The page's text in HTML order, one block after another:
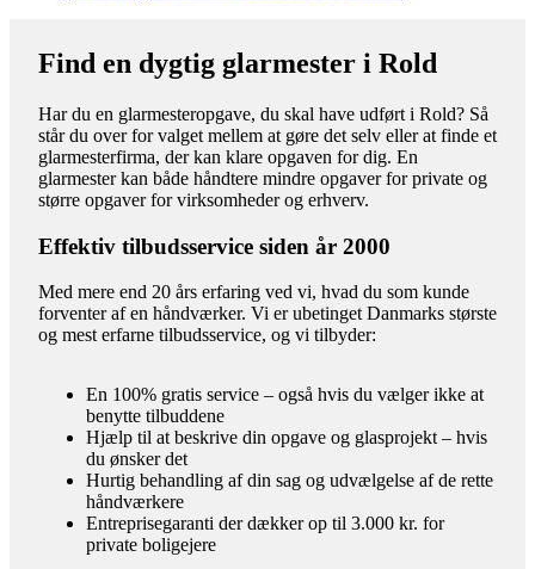
Find en dygtig glarmester i Rold
Har du en glarmesteropgave, du skal have udført i Rold? Så
står du over for valget mellem at gøre det selv eller at finde et
glarmesterfirma, der kan klare opgaven for dig. En
glarmester kan både håndtere mindre opgaver for private og
større opgaver for virksomheder og erhverv.
Effektiv tilbudsservice siden år 2000
Med mere end 20 års erfaring ved vi, hvad du som kunde
forventer af en håndværker. Vi er ubetinget Danmarks største
og mest erfarne tilbudsservice, og vi tilbyder:
En 100% gratis service – også hvis du vælger ikke at
benytte tilbuddene
Hjælp til at beskrive din opgave og glasprojekt – hvis
du ønsker det
Hurtig behandling af din sag og udvælgelse af de rette
håndværkere
Entreprisegaranti der dækker op til 3.000 kr. for
private boligejere